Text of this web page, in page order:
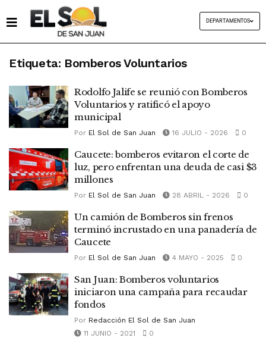
DEPARTAMENTOS
Etiqueta: Bomberos Voluntarios
Rodolfo Jalife se reunió con Bomberos
Voluntarios y ratificó el apoyo
municipal
Por El Sol de San Juan 16 JULIO - 2026 0
Caucete: bomberos evitaron el corte de
luz, pero enfrentan una deuda de casi $3
millones
Por El Sol de San Juan 28 ABRIL - 2026 0
Un camión de Bomberos sin frenos
terminó incrustado en una panadería de
Caucete
Por El Sol de San Juan 4 MAYO - 2025 0
San Juan: Bomberos voluntarios
iniciaron una campaña para recaudar
fondos
Por Redacción El Sol de San Juan
11 JUNIO - 2021
0